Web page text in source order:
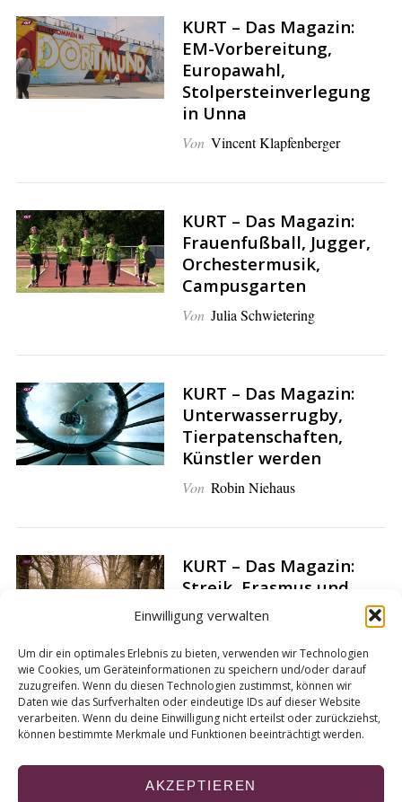
Einwilligung verwalten
Um dir ein optimales Erlebnis zu bieten, verwenden wir Technologien
wie Cookies, um Geräteinformationen zu speichern und/oder darauf
zuzugreifen. Wenn du diesen Technologien zustimmst, können wir
Daten wie das Surfverhalten oder eindeutige IDs auf dieser Website
verarbeiten. Wenn du deine Einwilligung nicht erteilst oder zurückziehst,
können bestimmte Merkmale und Funktionen beeinträchtigt werden.
AKZEPTIEREN
KURT – Das Magazin:
EM-Vorbereitung,
Europawahl,
Stolpersteinverlegung
in Unna
Von Vincent Klapfenberger
KURT – Das Magazin:
Frauenfußball, Jugger,
Orchestermusik,
Campusgarten
Von Julia Schwietering
KURT – Das Magazin:
Unterwasserrugby,
Tierpatenschaften,
Künstler werden
Von Robin Niehaus
KURT – Das Magazin:
Streik, Erasmus und
Oben-Ohne Schwimmen
S
e